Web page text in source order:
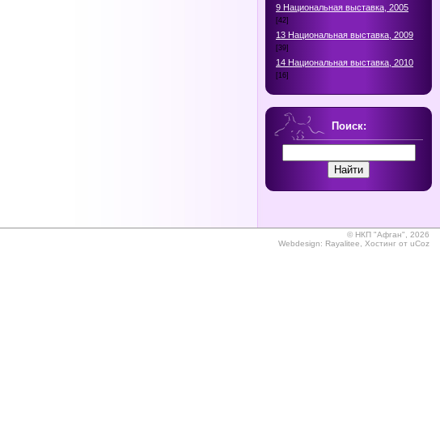
9 Национальная выставка, 2005
[42]
13 Национальная выставка, 2009
[39]
14 Национальная выставка, 2010
[16]
Поиск:
©НКП "Афган", 2026
Webdesign: Rayalitee Хостинг от uCoz